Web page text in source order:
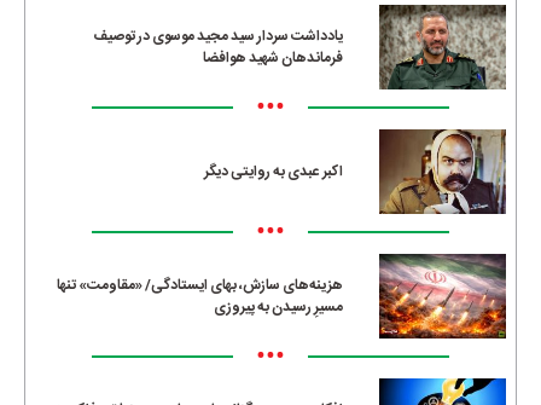
یادداشت سردار سید مجید موسوی در توصیف
فرماندهان شهید هوافضا
•••
اکبر عبدی به روایتی دیگر
•••
هزینه‌های سازش، بهای ایستادگی/ «مقاومت» تنها
مسیرِ رسیدن به پیروزی
•••